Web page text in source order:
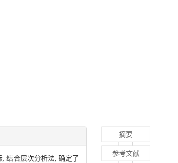
结合层次分析法, 确定了
摘要
参考文献